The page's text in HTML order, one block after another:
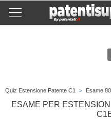
Quiz Estensione Patente C1 > Esame
ESAME PER